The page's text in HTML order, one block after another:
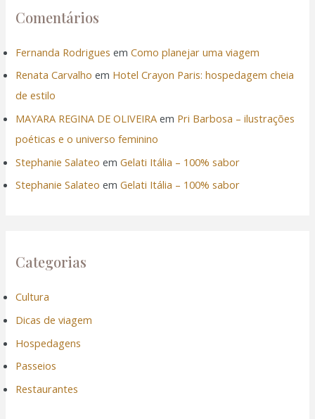
Comentários
Fernanda Rodrigues emComo planejar uma viagem
Renata Carvalho em Hotel Crayon Paris: hospedagem cheia
de estilo
MAYARA REGINA DE OLIVEIRA em Pri Barbosa – ilustrações
poéticas e o universo feminino
Stephanie Salateo emGelati Itália – 100% sabor
Stephanie Salateo emGelati Itália – 100% sabor
Categorias
Cultura
Dicas de viagem
Hospedagens
Passeios
Restaurantes